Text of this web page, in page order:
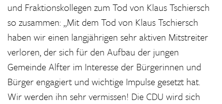
und Fraktionskollegen zum Tod von Klaus Tschiersch
so zusammen: „Mit dem Tod von Klaus Tschiersch
haben wir einen langjährigen sehr aktiven Mitstreiter
verloren, der sich für den Aufbau der jungen
Gemeinde Alfter im Interesse der Bürgerinnen und
Bürger engagiert und wichtige Impulse gesetzt hat.
Wir werden ihn sehr vermissen! Die CDU wird sich